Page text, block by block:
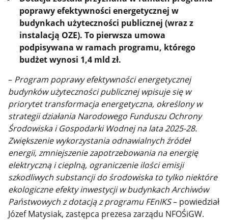
poprawy efektywności energetycznej w
budynkach użyteczności publicznej (wraz z
instalacją OZE). To pierwsza umowa
podpisywana w ramach programu, którego
budżet wynosi 1,4 mld zł.
– Program poprawy efektywności energetycznej
budynków użyteczności publicznej wpisuje się w
priorytet transformacja energetyczna, określony w
strategii działania Narodowego Funduszu Ochrony
Środowiska i Gospodarki Wodnej na lata 2025-28.
Zwiększenie wykorzystania odnawialnych źródeł
energii, zmniejszenie zapotrzebowania na energię
elektryczną i cieplną, ograniczenie ilości emisji
szkodliwych substancji do środowiska to tylko niektóre
ekologiczne efekty inwestycji w budynkach Archiwów
Państwowych z dotacją z programu FEnIKS– powiedział
Józef Matysiak, zastępca prezesa zarządu NFOŚiGW.